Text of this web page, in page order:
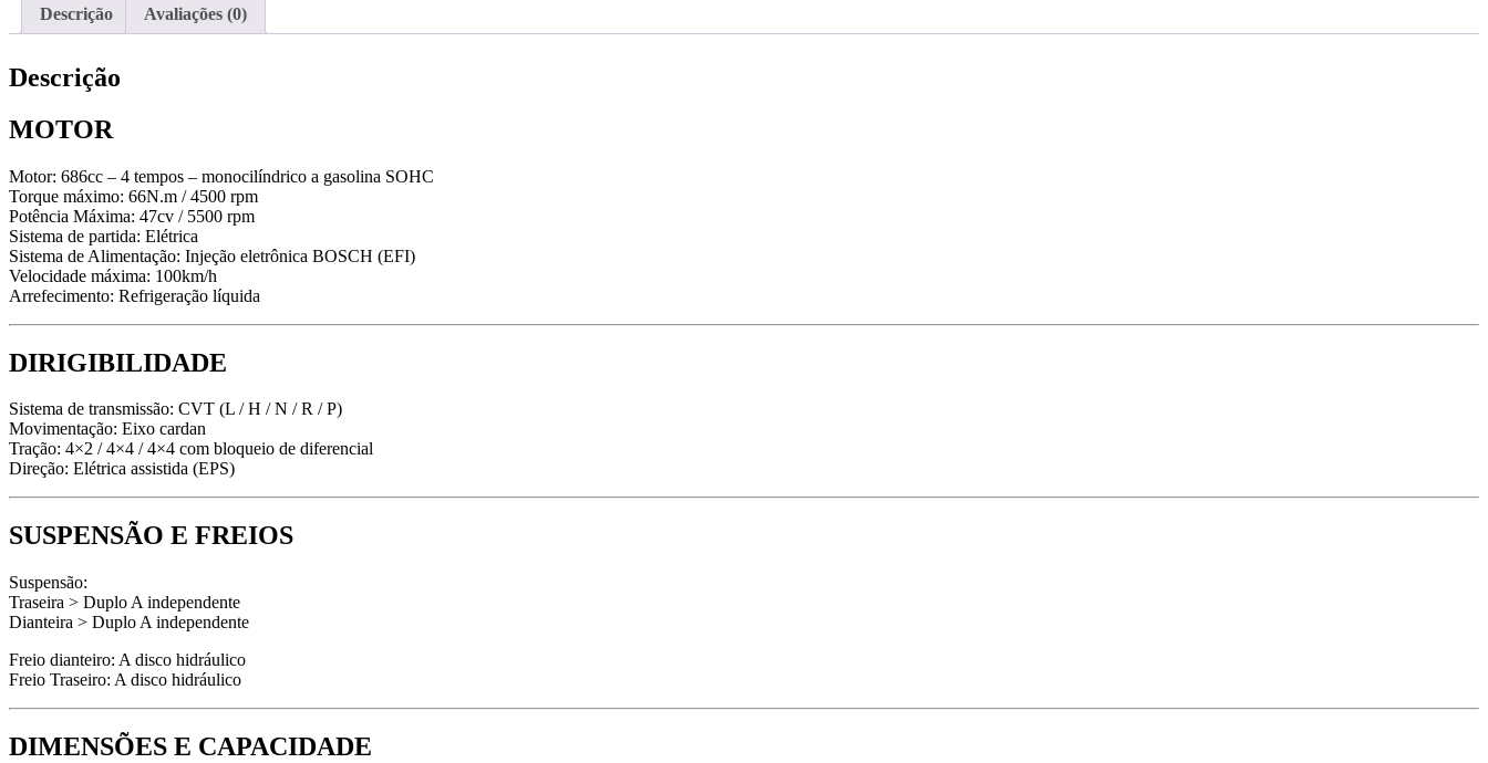
Descrição Avaliações (0)
Descrição
MOTOR
Motor: 686cc – 4 tempos – monocilíndrico a gasolina SOHC
Torque máximo: 66N.m / 4500 rpm
Potência Máxima: 47cv / 5500 rpm
Sistema de partida: Elétrica
Sistema de Alimentação: Injeção eletrônica BOSCH (EFI)
Velocidade máxima: 100km/h
Arrefecimento: Refrigeração líquida
DIRIGIBILIDADE
Sistema de transmissão: CVT (L / H / N / R / P)
Movimentação: Eixo cardan
Tração: 4×2 / 4×4 / 4×4 com bloqueio de diferencial
Direção: Elétrica assistida (EPS)
SUSPENSÃO E FREIOS
Suspensão:
Traseira > Duplo A independente
Dianteira > Duplo A independente
Freio dianteiro: A disco hidráulico
Freio Traseiro: A disco hidráulico
DIMENSÕES E CAPACIDADE